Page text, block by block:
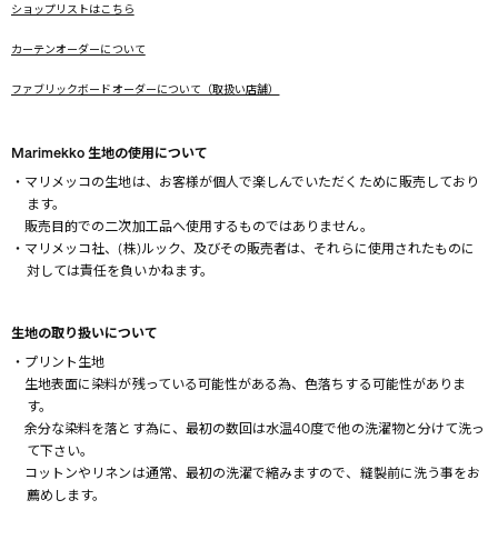
ショップリストはこちら
カーテンオーダーについて
ファブリックボードオーダーについて（取扱い店舗）
Marimekko 生地の使用について
・マリメッコの生地は、お客様が個人で楽しんでいただくために販売しており
ます。
販売目的での二次加工品へ使用するものではありません。
・マリメッコ社、(株)ルック、及びその販売者は、それらに使用されたものに
対しては責任を負いかねます。
生地の取り扱いについて
・プリント生地
生地表面に染料が残っている可能性がある為、色落ちする可能性がありま
す。
余分な染料を落とす為に、最初の数回は水温40度で他の洗濯物と分けて洗っ
て下さい。
コットンやリネンは通常、最初の洗濯で縮みますので、縫製前に洗う事をお
薦めします。